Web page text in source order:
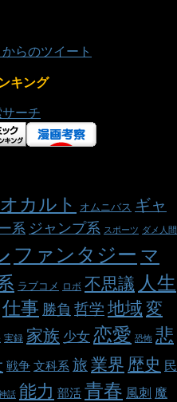
からのツイート
キング
ーチ
オカルト オムニバス ギャ
系 ジャンプ系 スポーツ ダメ人間
ファンタジー マ
ラブコメ ロボ 不思議 人生
仕事 勝負 哲学 地域 変
実録 家族 少女 恋愛 恐怖 悲
戦争 文科系 旅 業界 歴史 民
話 能力 部活 青春 風刺 魔